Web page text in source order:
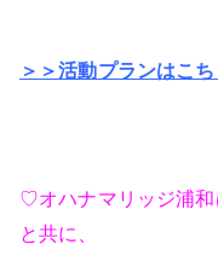
＞＞活動プランはこち
♡オハナマリッジ浦和
と共に、